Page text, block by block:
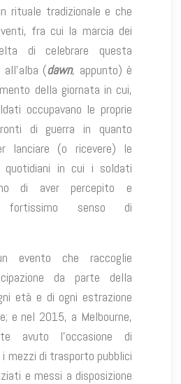
rituale tradizionale e che
fra cui la marcia dei
di celebrare questa
all’alba (dawn, appunto) è
della giornata in cui,
occupavano le proprie
di guerra in quanto
lanciare (o ricevere) le
quotidiani in cui i soldati
di aver percepito e
fortissimo senso di
che raccoglie
da parte della
età e di ogni estrazione
e nel 2015, a Melbourne,
avuto l’occasione di
mezzi di trasporto pubblici
e messi a disposizione